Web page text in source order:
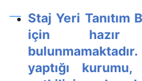
Staj Yeri Tanıtım
için
yaptığı